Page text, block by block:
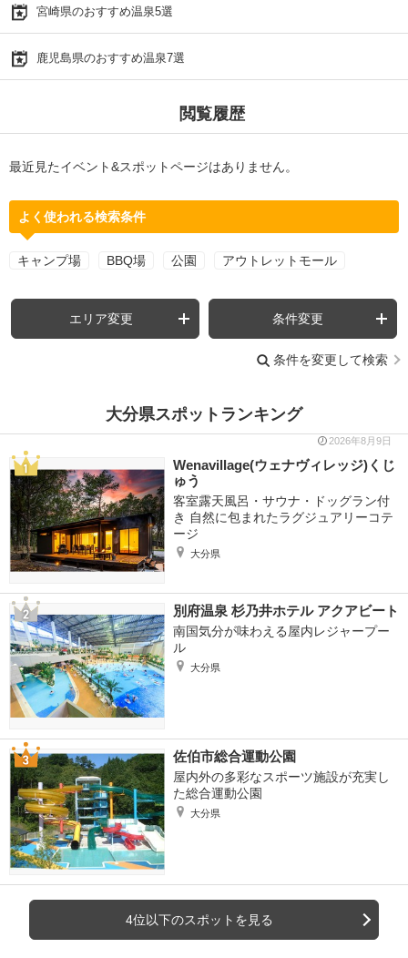
宮崎県のおすすめ温泉5選
鹿児島県のおすすめ温泉7選
閲覧履歴
最近見たイベント&スポットページはありません。
よく使われる検索条件
キャンプ場 BBQ場 公園 アウトレットモール
エリア変更 条件変更
条件を変更して検索
大分県スポットランキング
2026年8月9日
Wenavillage(ウェナヴィレッジ)くじ
ゅう
客室露天風呂・サウナ・ドッグラン付
き 自然に包まれたラグジュアリーコテ
ージ
大分県
別府温泉 杉乃井ホテル アクアビート
南国気分が味わえる屋内レジャープー
ル
大分県
佐伯市総合運動公園
屋内外の多彩なスポーツ施設が充実し
た総合運動公園
大分県
4位以下のスポットを見る